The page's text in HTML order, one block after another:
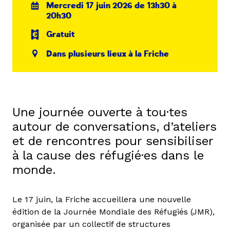
Mercredi 17 juin 2026 de 13h30 à
20h30
Gratuit
Dans plusieurs lieux à la Friche
Une journée ouverte à tou·tes
autour de conversations, d’ateliers
et de rencontres pour sensibiliser
à la cause des réfugié·es dans le
monde.
Le 17 juin, la Friche accueillera une nouvelle
édition de la Journée Mondiale des Réfugiés (JMR),
organisée par un collectif de structures